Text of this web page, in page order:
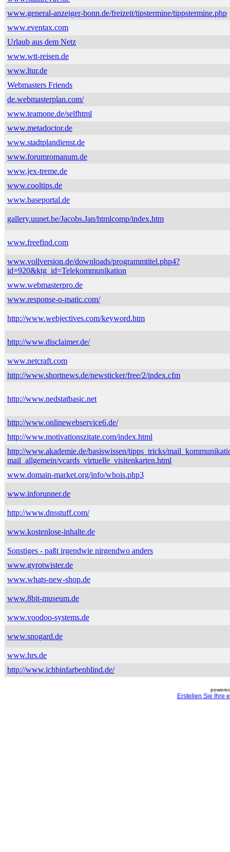
www.general-anzeiger-bonn.de/freizeit/tipstermine/tippstermine.php
www.eventax.com
Urlaub aus dem Netz
www.wtt-reisen.de
www.ltur.de
Webmasters Friends
de.webmasterplan.com/
www.teamone.de/selfhtml
www.metadoctor.de
www.stadtplandienst.de
www.forumromanum.de
www.jex-treme.de
www.cooltips.de
www.baseportal.de
gallery.uunet.be/Jacobs.Jan/htmlcomp/index.htm
www.freefind.com
www.vollversion.de/downloads/programmtitel.php4?
id=920&ktg_id=Telekommunikation
www.webmasterpro.de
www.response-o-matic.com/
http://www.webjectives.com/keyword.htm
http://www.disclaimer.de/
www.netcraft.com
http://www.shortnews.de/newsticker/free/2/index.cfm
http://www.nedstatbasic.net
http://www.onlinewebservice6.de/
http://www.motivationszitate.com/index.html
http://www.akademie.de/basiswissen/tipps_tricks/
mail_allgemein/vcards_virtuelle_visitenkarten.html
www.domain-market.org/info/whois.php3
www.inforunner.de
http://www.dnsstuff.com/
www.kostenlose-inhalte.de
Sonstiges - paßt irgendwie nirgendwo anders
www.gyrotwister.de
www.whats-new-shop.de
www.8bit-museum.de
www.voodoo-systems.de
www.snogard.de
www.hrs.de
http://www.ichbinfarbenblind.de/
Erstellen Sie Ihre